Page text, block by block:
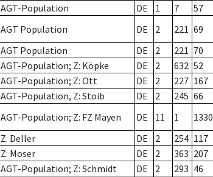
AGT-Population DE 1 7 57
AGT Population DE 2 221 69
AGT Population DE 2 221 70
AGT-Population; Z: Köpke DE 2 632 52
AGT-Population; Z: Ott DE 2 227 167
AGT-Population, Z: Stoib DE 2 245 66
AGT-Population; Z: FZ Mayen DE 11 1 1330
Z: Deller DE 2 254 117
Z: Moser DE 2 363 207
AGT-Population; Z: Schmidt DE 2 293 46